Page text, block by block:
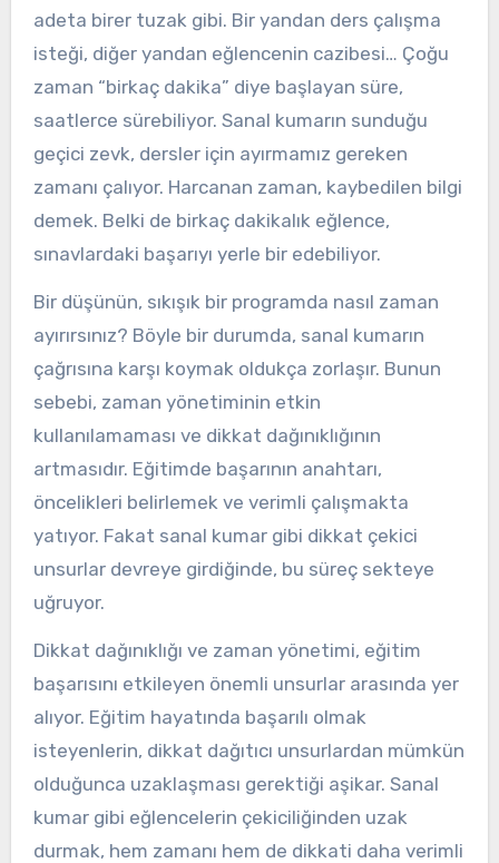
adeta birer tuzak gibi. Bir yandan ders çalışma
isteği, diğer yandan eğlencenin cazibesi… Çoğu
zaman “birkaç dakika” diye başlayan süre,
saatlerce sürebiliyor. Sanal kumarın sunduğu
geçici zevk, dersler için ayırmamız gereken
zamanı çalıyor. Harcanan zaman, kaybedilen bilgi
demek. Belki de birkaç dakikalık eğlence,
sınavlardaki başarıyı yerle bir edebiliyor.
Bir düşünün, sıkışık bir programda nasıl zaman
ayırırsınız? Böyle bir durumda, sanal kumarın
çağrısına karşı koymak oldukça zorlaşır. Bunun
sebebi, zaman yönetiminin etkin
kullanılamaması ve dikkat dağınıklığının
artmasıdır. Eğitimde başarının anahtarı,
öncelikleri belirlemek ve verimli çalışmakta
yatıyor. Fakat sanal kumar gibi dikkat çekici
unsurlar devreye girdiğinde, bu süreç sekteye
uğruyor.
Dikkat dağınıklığı ve zaman yönetimi, eğitim
başarısını etkileyen önemli unsurlar arasında yer
alıyor. Eğitim hayatında başarılı olmak
isteyenlerin, dikkat dağıtıcı unsurlardan mümkün
olduğunca uzaklaşması gerektiği aşikar. Sanal
kumar gibi eğlencelerin çekiciliğinden uzak
durmak, hem zamanı hem de dikkati daha verimli